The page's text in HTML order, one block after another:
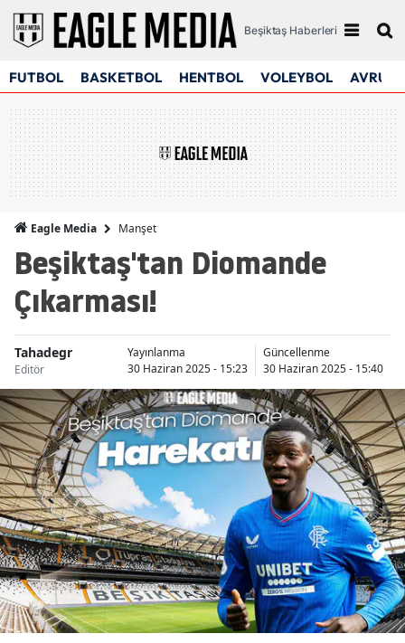
Beşiktaş Haberleri
FUTBOL BASKETBOL HENTBOL VOLEYBOL
Eagle Media Manşet
Beşiktaş'tan Diomande
Çıkarması!
Tahadegr
Editör
Yayınlanma
30 Haziran 2025 - 15:23
Güncellenme
30 Haziran 2025 - 15:40